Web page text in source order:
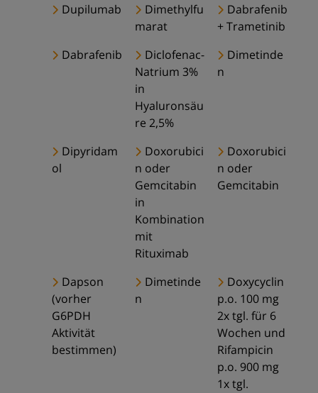
Dupilumab
Dimethylfu
marat
Dabrafenib
+ Trametinib
Dabrafenib
Diclofenac-
Natrium 3%
in
Hyaluronsäu
re 2,5%
Dimetinde
n
Dipyridam
ol
Doxorubici
n oder
Gemcitabin
in
Kombination
mit
Rituximab
Doxorubici
n oder
Gemcitabin
Dapson
(vorher
G6PDH
Aktivität
bestimmen)
Dimetinde
n
Doxycyclin
p.o. 100 mg
2x tgl. für 6
Wochen und
Rifampicin
p.o. 900 mg
1x tgl.